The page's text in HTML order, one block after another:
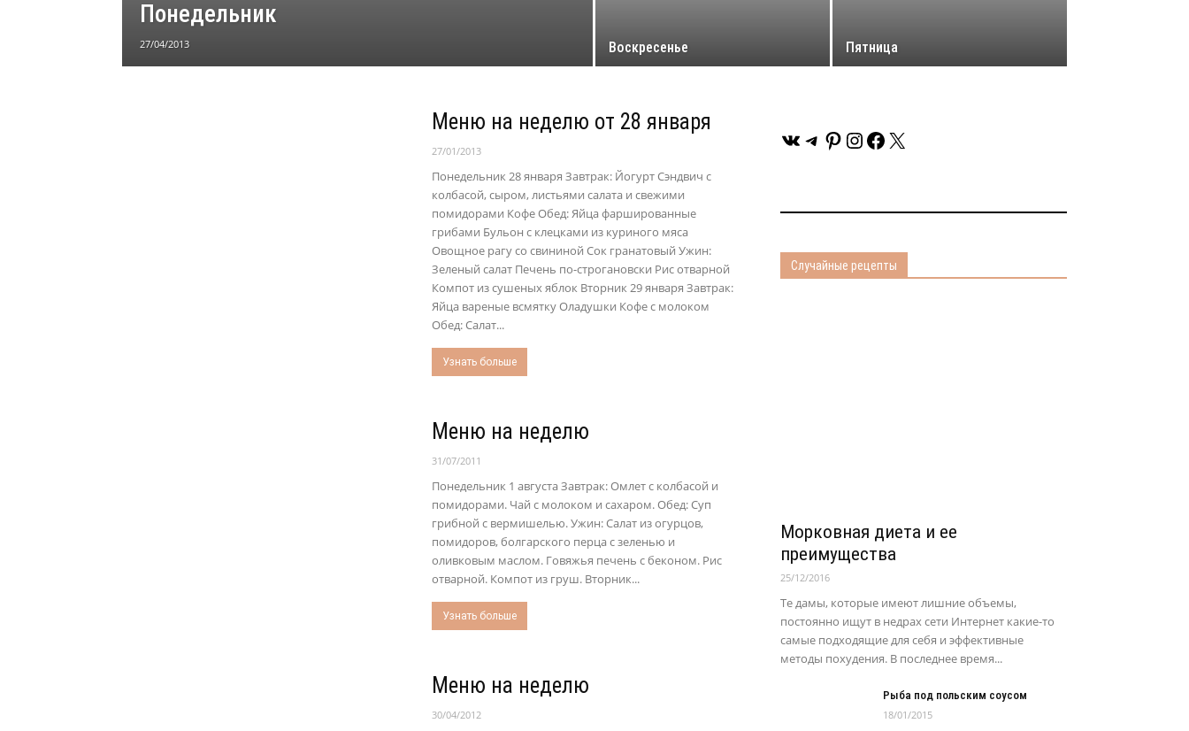
Понедельник
27/04/2013 Воскресенье Пятница
Меню на неделю от 28 января
27/01/2013
Понедельник 28 января Завтрак: Йогурт Сэндвич с
колбасой, сыром, листьями салата и свежими
помидорами Кофе Обед: Яйца фаршированные
грибами Бульон с клецками из куриного мяса
Овощное рагу со свининой Сок гранатовый Ужин:
Зеленый салат Печень по-строгановски Рис отварной
Компот из сушеных яблок Вторник 29 января Завтрак:
Яйца вареные всмятку Оладушки Кофе с молоком
Обед: Салат...
Узнать больше
Меню на неделю
31/07/2011
Понедельник 1 августа Завтрак: Омлет с колбасой и
помидорами. Чай с молоком и сахаром. Обед: Суп
грибной с вермишелью. Ужин: Салат из огурцов,
помидоров, болгарского перца с зеленью и
оливковым маслом. Говяжья печень с беконом. Рис
отварной. Компот из груш. Вторник...
Узнать больше
Меню на неделю
30/04/2012
ВКонтакте
Telegram
Pinterest
Instagram
Facebook
X
Случайные рецепты
Морковная диета и ее
преимущества
25/12/2016
Те дамы, которые имеют лишние объемы,
постоянно ищут в недрах сети Интернет какие-то
самые подходящие для себя и эффективные
методы похудения. В последнее время...
Рыба под польским соусом
18/01/2015